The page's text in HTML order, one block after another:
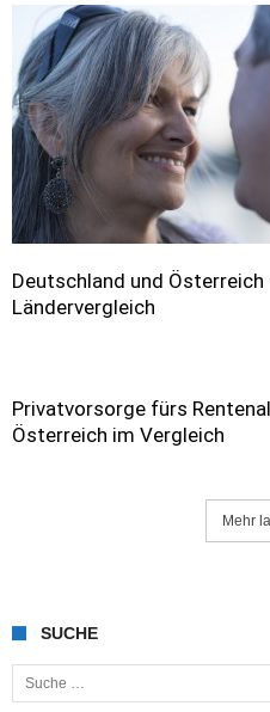
Deutschland und
Ländervergleich
Privatvorsorge fürs
Österreich im Vergleich
Mehr
SUCHE
Suche nach: